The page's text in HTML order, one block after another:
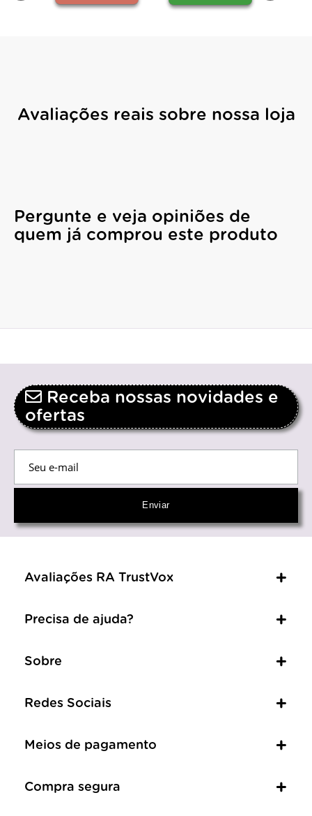
Avaliações reais sobre nossa loja
Pergunte e veja opiniões de
quem já comprou este produto
Receba nossas novidades e
ofertas
Avaliações RA TrustVox
Precisa de ajuda?
Sobre
Redes Sociais
Meios de pagamento
Compra segura